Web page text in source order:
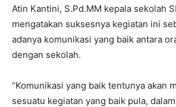
Atin Kantini, S.Pd.MM kepala sekolah
mengatakan suksesnya kegiatan ini
adanya komunikasi yang baik antara
dengan sekolah.
“Komunikasi yang baik tentunya akan
sesuatu kegiatan yang baik pula,